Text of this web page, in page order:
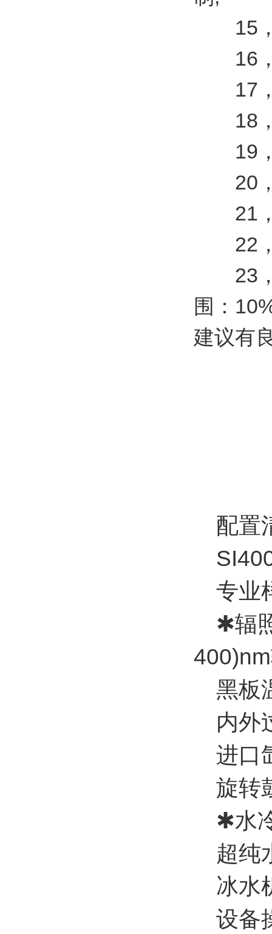
15，
16，
17，
18，
19，
20，
21，
22，
23，
围：
建议有
配置
专业
✱辐照
黑板
内外
进口
旋转
✱水冷
超纯
冰水
设备